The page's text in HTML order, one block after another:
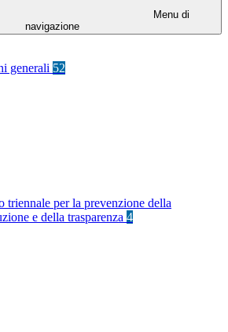
Menu di
navigazione
generali 52
triennale per la prevenzione della
e della trasparenza 4